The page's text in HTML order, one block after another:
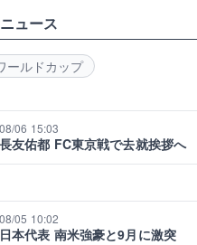
ュース
ールドカップ
08/06 15:03
長友佑都 FC東京戦で去就挨拶へ
08/05 10:02
日本代表 南米強豪と9月に激突